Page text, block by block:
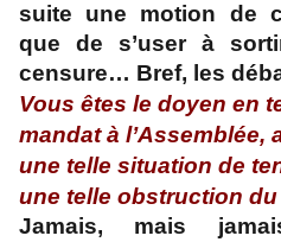
suite une motion de
que de s’user à
censure… Bref, les
Vous êtes le doyen en
mandat à l’Assemblée,
une telle situation de
une telle obstruction
Jamais, mais